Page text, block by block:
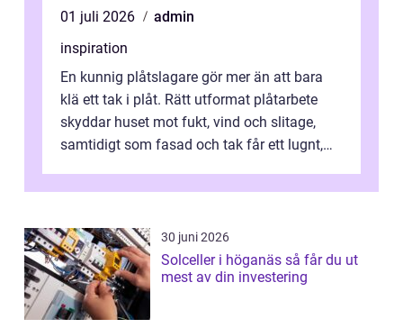
01 juli 2026
admin
inspiration
En kunnig plåtslagare gör mer än att bara
klä ett tak i plåt. Rätt utformat plåtarbete
skyddar huset mot fukt, vind och slitage,
samtidigt som fasad och tak får ett lugnt,
30 juni 2026
Solceller i höganäs så får du ut
mest av din investering